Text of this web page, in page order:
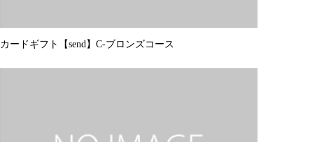
カードギフト【send】C-ブロンズコース